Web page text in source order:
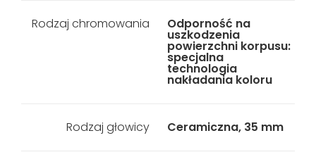
Rodzaj chromowania Odporność na
uszkodzenia
powierzchni korpusu:
specjalna
technologia
nakładania koloru
Rodzaj głowicy Ceramiczna, 35 mm